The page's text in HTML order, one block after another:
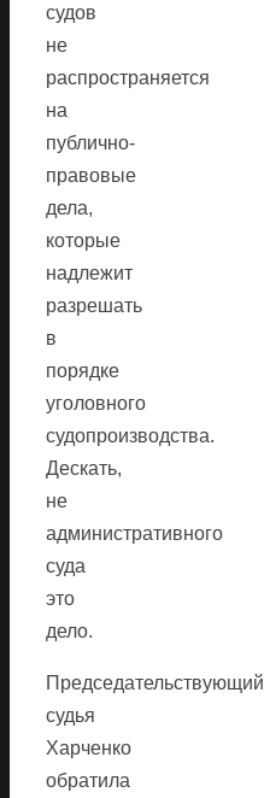
судов
не
распространяется
на
публично-
правовые
дела,
которые
надлежит
разрешать
в
порядке
уголовного
судопроизводства.
Дескать,
не
административного
суда
это
дело.
Председательствующий
судья
Харченко
обратила